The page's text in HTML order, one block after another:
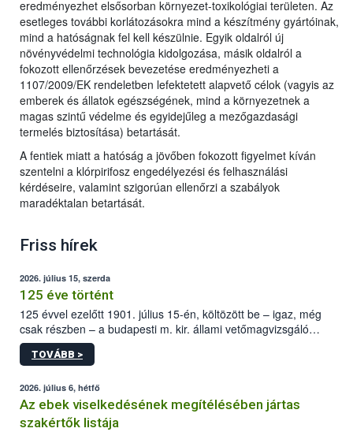
eredményezhet elsősorban környezet-toxikológiai területen. Az
esetleges további korlátozásokra mind a készítmény gyártóinak,
mind a hatóságnak fel kell készülnie. Egyik oldalról új
növényvédelmi technológia kidolgozása, másik oldalról a
fokozott ellenőrzések bevezetése eredményezheti a
1107/2009/EK rendeletben lefektetett alapvető célok (vagyis az
emberek és állatok egészségének, mind a környezetnek a
magas szintű védelme és egyidejűleg a mezőgazdasági
termelés biztosítása) betartását.
A fentiek miatt a hatóság a jövőben fokozott figyelmet kíván
szentelni a klórpirifosz engedélyezési és felhasználási
kérdéseire, valamint szigorúan ellenőrzi a szabályok
maradéktalan betartását.
Friss hírek
2026. július 15, szerda
125 éve történt
125 évvel ezelőtt 1901. július 15-én, költözött be – igaz, még
csak részben – a budapesti m. kir. állami vetőmagvizsgáló
állomás a Kis Rókus utca 15. szám alatti, Czigler Győző által
tervezett új épületébe.
TOVÁBB >
2026. július 6, hétfő
Az ebek viselkedésének megítélésében jártas
szakértők listája